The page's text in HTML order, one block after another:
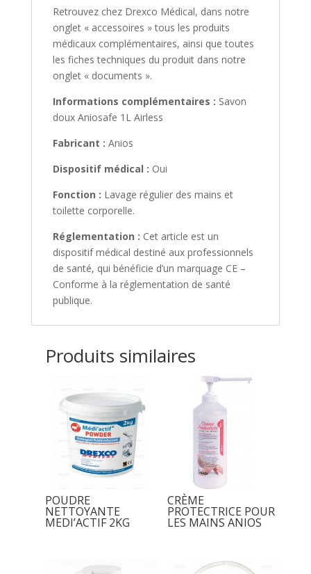
Retrouvez chez Drexco Médical, dans notre
onglet « accessoires » tous les produits
médicaux complémentaires, ainsi que toutes
les fiches techniques du produit dans notre
onglet « documents ».
Informations complémentaires : Savon
doux Aniosafe 1L Airless
Fabricant : Anios
Dispositif médical : Oui
Fonction : Lavage régulier des mains et
toilette corporelle.
Réglementation : Cet article est un
dispositif médical destiné aux professionnels
de santé, qui bénéficie d’un marquage CE –
Conforme à la réglementation de santé
publique.
Produits similaires
POUDRE
NETTOYANTE
MEDI’ACTIF 2KG
CRÈME
PROTECTRICE POUR
LES MAINS ANIOS